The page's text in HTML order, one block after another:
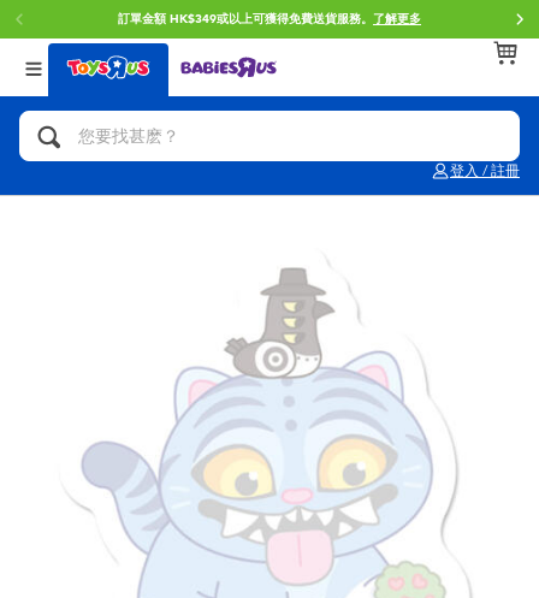
訂單金額 HK$349或以上可獲得免費送貨服務。 了解更多
登入 / 註冊
返回
分類目錄
人氣英雄,角色扮演,射擊玩具
玩具車,貨車,火車及遙控系列
手工藝,文具,蠟筆,泥膠,畫板
娃娃, 芭比,收藏公仔
電子玩具
返回
品牌
Brunch Brother 早午餐兄弟
Play-Doh培樂多
Pokemon寶可夢
playpop
返回
年齢
0~2歳
14歳以上